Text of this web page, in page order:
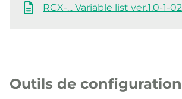
RCX-... Variable list ver.1.0-1-02
Outils de configuration